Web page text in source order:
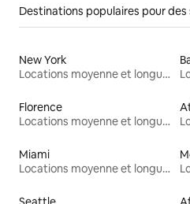
Destinations populaires pour des
New York
Locations moyenne et longue durée
Florence
Locations moyenne et longue durée
Miami
Locations moyenne et longue durée